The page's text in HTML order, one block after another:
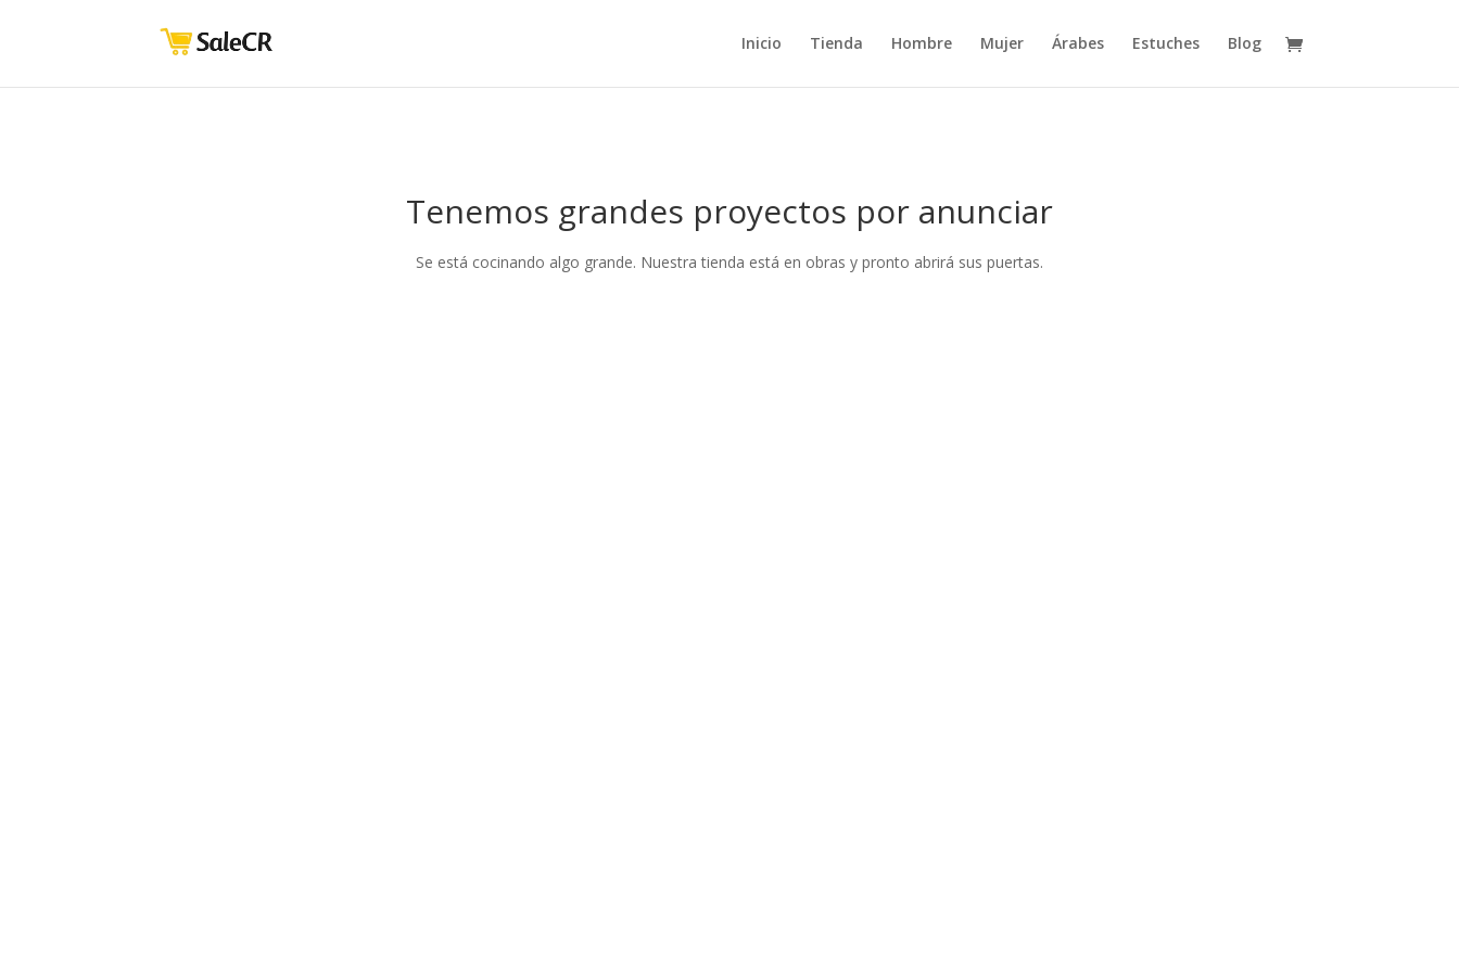
Inicio Tienda Hombre Mujer Árabes Estuches Blog
Tenemos grandes proyectos por anunciar
Se está cocinando algo grande. Nuestra tienda está en obras y pronto abrirá sus puertas.